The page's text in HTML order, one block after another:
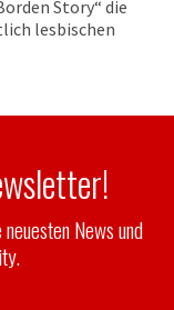
Story“ die
lesbischen
News und